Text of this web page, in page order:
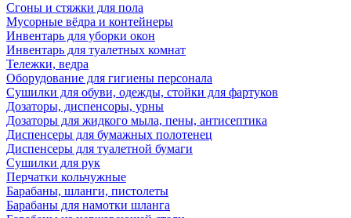
Сгоны и стяжки для пола
Мусорные вёдра и контейнеры
Инвентарь для уборки окон
Инвентарь для туалетных комнат
Тележки, ведра
Оборудование для гигиены персонала
Сушилки для обуви, одежды, стойки для фартуков
Дозаторы, диспенсоры, урны
Дозаторы для жидкого мыла, пены, антисептика
Диспенсеры для бумажных полотенец
Диспенсеры для туалетной бумаги
Сушилки для рук
Перчатки кольчужные
Барабаны, шланги, пистолеты
Барабаны для намотки шланга